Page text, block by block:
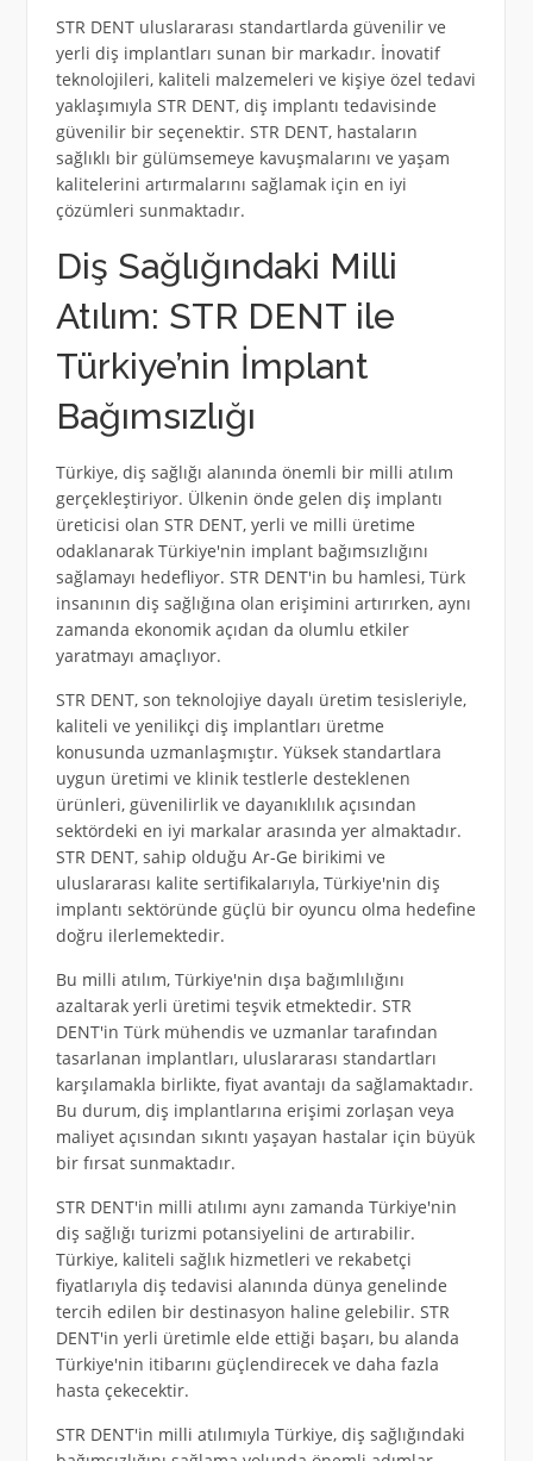
STR DENT uluslararası standartlarda güvenilir ve
yerli diş implantları sunan bir markadır. İnovatif
teknolojileri, kaliteli malzemeleri ve kişiye özel tedavi
yaklaşımıyla STR DENT, diş implantı tedavisinde
güvenilir bir seçenektir. STR DENT, hastaların
sağlıklı bir gülümsemeye kavuşmalarını ve yaşam
kalitelerini artırmalarını sağlamak için en iyi
çözümleri sunmaktadır.
Diş Sağlığındaki Milli
Atılım: STR DENT ile
Türkiye’nin İmplant
Bağımsızlığı
Türkiye, diş sağlığı alanında önemli bir milli atılım
gerçekleştiriyor. Ülkenin önde gelen diş implantı
üreticisi olan STR DENT, yerli ve milli üretime
odaklanarak Türkiye'nin implant bağımsızlığını
sağlamayı hedefliyor. STR DENT'in bu hamlesi, Türk
insanının diş sağlığına olan erişimini artırırken, aynı
zamanda ekonomik açıdan da olumlu etkiler
yaratmayı amaçlıyor.
STR DENT, son teknolojiye dayalı üretim tesisleriyle,
kaliteli ve yenilikçi diş implantları üretme
konusunda uzmanlaşmıştır. Yüksek standartlara
uygun üretimi ve klinik testlerle desteklenen
ürünleri, güvenilirlik ve dayanıklılık açısından
sektördeki en iyi markalar arasında yer almaktadır.
STR DENT, sahip olduğu Ar-Ge birikimi ve
uluslararası kalite sertifikalarıyla, Türkiye'nin diş
implantı sektöründe güçlü bir oyuncu olma hedefine
doğru ilerlemektedir.
Bu milli atılım, Türkiye'nin dışa bağımlılığını
azaltarak yerli üretimi teşvik etmektedir. STR
DENT'in Türk mühendis ve uzmanlar tarafından
tasarlanan implantları, uluslararası standartları
karşılamakla birlikte, fiyat avantajı da sağlamaktadır.
Bu durum, diş implantlarına erişimi zorlaşan veya
maliyet açısından sıkıntı yaşayan hastalar için büyük
bir fırsat sunmaktadır.
STR DENT'in milli atılımı aynı zamanda Türkiye'nin
diş sağlığı turizmi potansiyelini de artırabilir.
Türkiye, kaliteli sağlık hizmetleri ve rekabetçi
fiyatlarıyla diş tedavisi alanında dünya genelinde
tercih edilen bir destinasyon haline gelebilir. STR
DENT'in yerli üretimle elde ettiği başarı, bu alanda
Türkiye'nin itibarını güçlendirecek ve daha fazla
hasta çekecektir.
STR DENT'in milli atılımıyla Türkiye, diş sağlığındaki